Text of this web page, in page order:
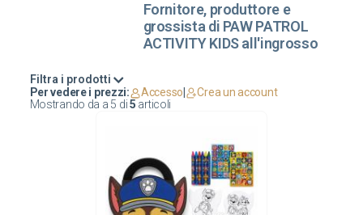
Fornitore, produttore e
grossista di PAW PATROL
ACTIVITY KIDS all'ingrosso
Filtra i prodotti
Mostrando da a 5 di5 articoli
Per vedere i prezzi: Accesso Crea un account